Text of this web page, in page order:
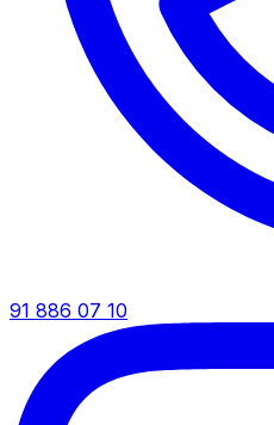
91 886 07 10